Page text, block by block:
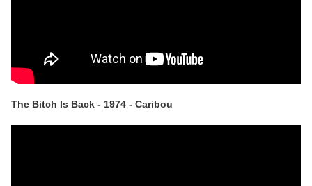
The Bitch Is Back - 1974 - Caribou